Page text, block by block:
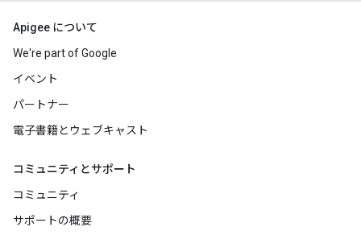
Apigee について
We're part of Google
イベント
パートナー
電子書籍とウェブキャスト
コミュニティとサポート
コミュニティ
サポートの概要